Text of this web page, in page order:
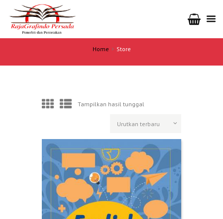
Home Store
Tampilkan hasil tunggal